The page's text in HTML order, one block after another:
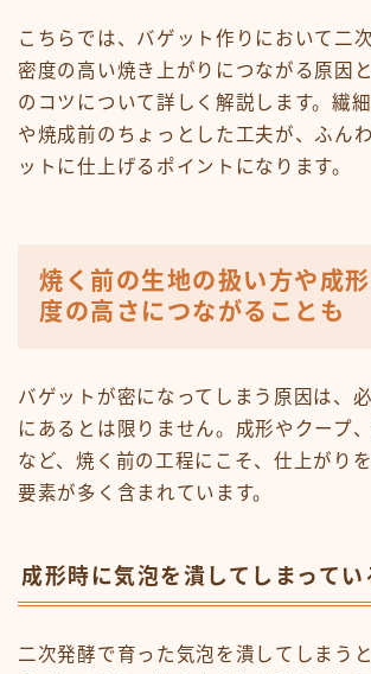
こちらでは、バゲット作りにおいて二
密度の高い焼き上がりにつながる原因
のコツについて詳しく解説します。繊
や焼成前のちょっとした工夫が、ふん
ットに仕上げるポイントになります。
焼く前の生地の扱い方や成
度の高さにつながることも
バゲットが密になってしまう原因は、
にあるとは限りません。成形やクープ
など、焼く前の工程にこそ、仕上がり
要素が多く含まれています。
成形時に気泡を潰してしまってい
二次発酵で育った気泡を潰してしまう